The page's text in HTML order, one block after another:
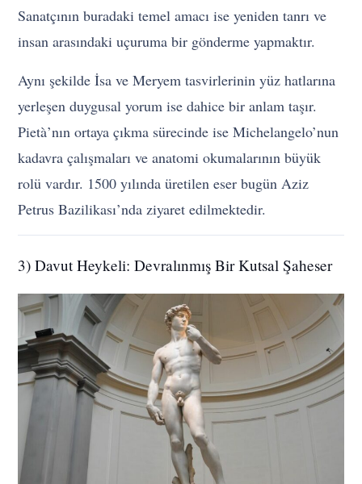
Sanatçının buradaki temel amacı ise yeniden tanrı ve
insan arasındaki uçuruma bir gönderme yapmaktır.
Aynı şekilde İsa ve Meryem tasvirlerinin yüz hatlarına
yerleşen duygusal yorum ise dahice bir anlam taşır.
Pietà’nın ortaya çıkma sürecinde ise Michelangelo’nun
kadavra çalışmaları ve anatomi okumalarının büyük
rolü vardır. 1500 yılında üretilen eser bugün Aziz
Petrus Bazilikası’nda ziyaret edilmektedir.
3) Davut Heykeli: Devralınmış Bir Kutsal Şaheser